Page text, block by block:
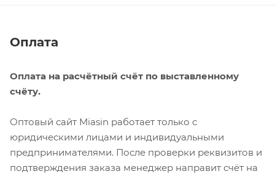
Оплата
Оплата на расчётный счёт по выставленному
счёту.
Оптовый сайт Miasin работает только с
юридическими лицами и индивидуальными
предпринимателями. После проверки реквизитов и
подтверждения заказа менеджер направит счёт на